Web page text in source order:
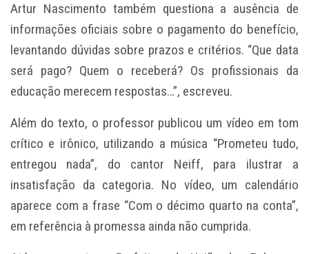
Artur Nascimento também questiona a ausência de
informações oficiais sobre o pagamento do benefício,
levantando dúvidas sobre prazos e critérios. “Que data
será pago? Quem o receberá? Os profissionais da
educação merecem respostas…”, escreveu.
Além do texto, o professor publicou um vídeo em tom
crítico e irônico, utilizando a música “Prometeu tudo,
entregou nada”, do cantor Neiff, para ilustrar a
insatisfação da categoria. No vídeo, um calendário
aparece com a frase “Com o décimo quarto na conta”,
em referência à promessa ainda não cumprida.